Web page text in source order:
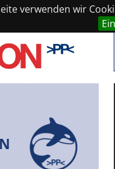
verwenden wir